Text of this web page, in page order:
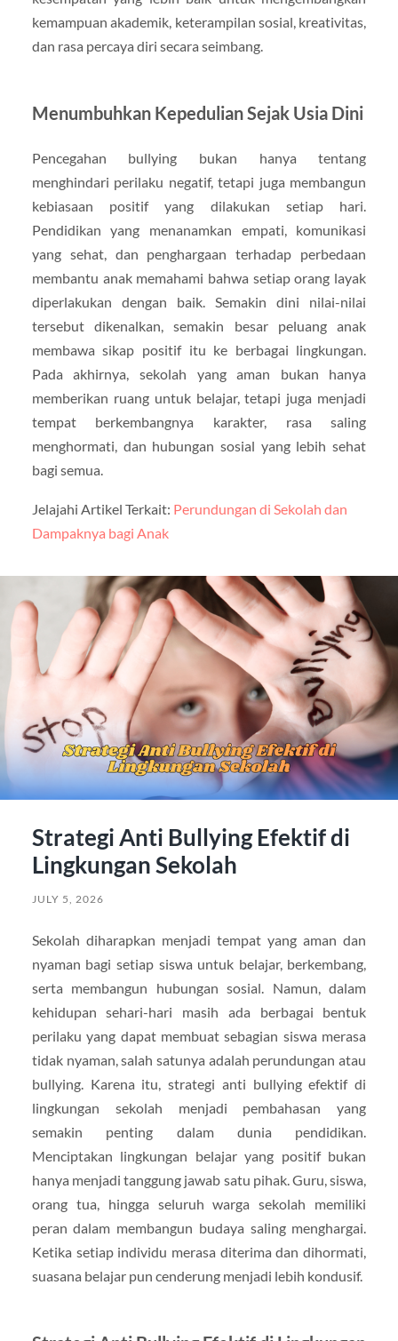
kemampuan akademik, keterampilan sosial, kreativitas,
dan rasa percaya diri secara seimbang.
Menumbuhkan Kepedulian Sejak Usia Dini
Pencegahan bullying bukan hanya tentang
menghindari perilaku negatif, tetapi juga membangun
kebiasaan positif yang dilakukan setiap hari.
Pendidikan yang menanamkan empati, komunikasi
yang sehat, dan penghargaan terhadap perbedaan
membantu anak memahami bahwa setiap orang layak
diperlakukan dengan baik. Semakin dini nilai-nilai
tersebut dikenalkan, semakin besar peluang anak
membawa sikap positif itu ke berbagai lingkungan.
Pada akhirnya, sekolah yang aman bukan hanya
memberikan ruang untuk belajar, tetapi juga menjadi
tempat berkembangnya karakter, rasa saling
menghormati, dan hubungan sosial yang lebih sehat
bagi semua.
Jelajahi Artikel Terkait: Perundungan di Sekolah dan
Dampaknya bagi Anak
Strategi Anti Bullying Efektif di
Lingkungan Sekolah
JULY 5, 2026
Sekolah diharapkan menjadi tempat yang aman dan
nyaman bagi setiap siswa untuk belajar, berkembang,
serta membangun hubungan sosial. Namun, dalam
kehidupan sehari-hari masih ada berbagai bentuk
perilaku yang dapat membuat sebagian siswa merasa
tidak nyaman, salah satunya adalah perundungan atau
bullying. Karena itu, strategi anti bullying efektif di
lingkungan sekolah menjadi pembahasan yang
semakin penting dalam dunia pendidikan.
Menciptakan lingkungan belajar yang positif bukan
hanya menjadi tanggung jawab satu pihak. Guru, siswa,
orang tua, hingga seluruh warga sekolah memiliki
peran dalam membangun budaya saling menghargai.
Ketika setiap individu merasa diterima dan dihormati,
suasana belajar pun cenderung menjadi lebih kondusif.